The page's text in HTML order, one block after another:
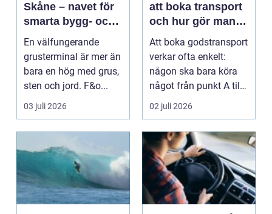
Skåne – navet för
smarta bygg- och
trädgårdsprojekt
En välfungerande
grusterminal är mer än
bara en hög med grus,
sten och jord. F&o...
03 juli 2026
att boka transport
och hur gör man
steg för steg?
Att boka godstransport
verkar ofta enkelt:
någon ska bara köra
något från punkt A till
punkt B. Men ...
02 juli 2026